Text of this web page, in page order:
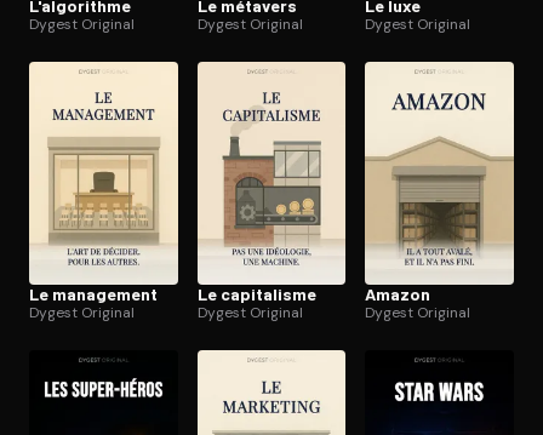
L'al­go­rithme
Dygest Original
Le métavers
Dygest Original
Le luxe
Dygest Original
Le management
Dygest Original
Le capitalisme
Dygest Original
Amazon
Dygest Original